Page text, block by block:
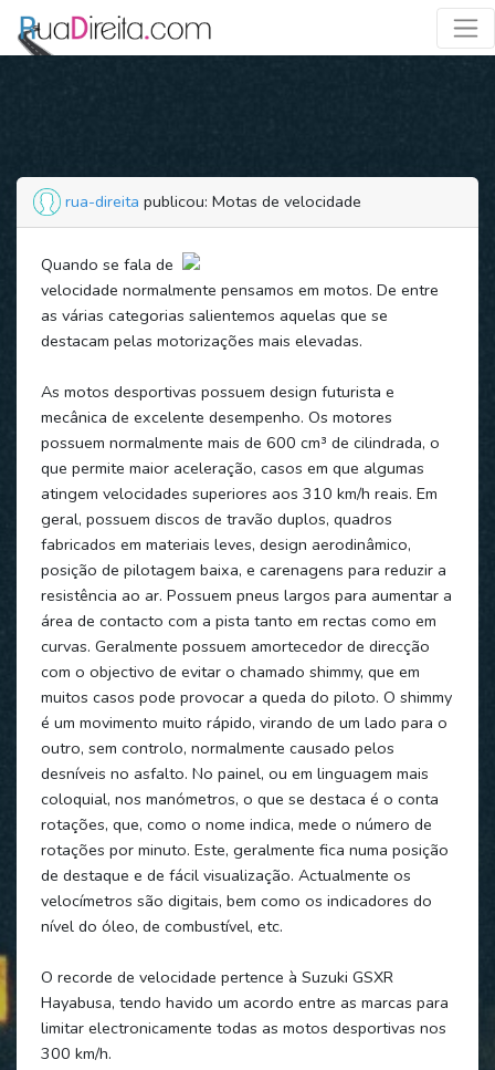
rua-direita publicou: Motas de velocidade
Quando se fala de
velocidade normalmente pensamos em motos. De entre
as várias categorias salientemos aquelas que se
destacam pelas motorizações mais elevadas.
As motos desportivas possuem design futurista e
mecânica de excelente desempenho. Os motores
possuem normalmente mais de 600 cm³ de cilindrada, o
que permite maior aceleração, casos em que algumas
atingem velocidades superiores aos 310 km/h reais. Em
geral, possuem discos de travão duplos, quadros
fabricados em materiais leves, design aerodinâmico,
posição de pilotagem baixa, e carenagens para reduzir a
resistência ao ar. Possuem pneus largos para aumentar a
área de contacto com a pista tanto em rectas como em
curvas. Geralmente possuem amortecedor de direcção
com o objectivo de evitar o chamado shimmy, que em
muitos casos pode provocar a queda do piloto. O shimmy
é um movimento muito rápido, virando de um lado para o
outro, sem controlo, normalmente causado pelos
desníveis no asfalto. No painel, ou em linguagem mais
coloquial, nos manómetros, o que se destaca é o conta
rotações, que, como o nome indica, mede o número de
rotações por minuto. Este, geralmente fica numa posição
de destaque e de fácil visualização. Actualmente os
velocímetros são digitais, bem como os indicadores do
nível do óleo, de combustível, etc.
O recorde de velocidade pertence à Suzuki GSXR
Hayabusa, tendo havido um acordo entre as marcas para
limitar electronicamente todas as motos desportivas nos
300 km/h.